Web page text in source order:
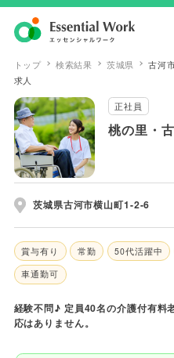
トップ 検索結果 茨城県 古河
求人
正社員
桃の里・
茨城県古河市横山町1-2-6
賞与有り 常勤 50代活躍中
車通勤可
経験不問♪ 定員40名の介護付有料
応はありません。